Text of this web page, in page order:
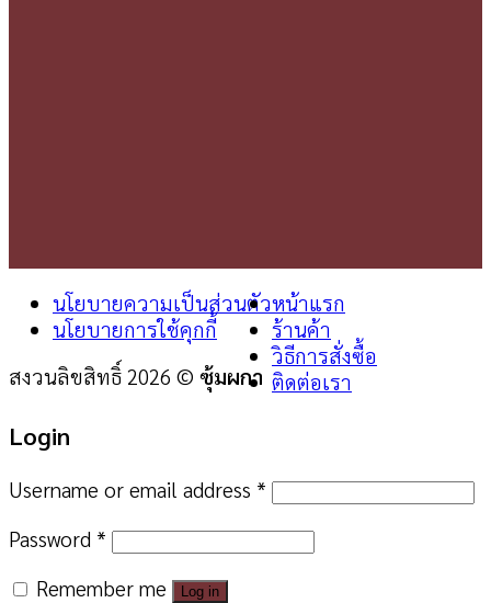
นโยบายความเป็นส่วนตัว
นโยบายการใช้คุกกี้
สงวนลิขสิทธิ์ 2026 © ซุ้มผกา
หน้าแรก
ร้านค้า
วิธีการสั่งซื้อ
ติดต่อเรา
Login
Username or email address *
Password *
Remember me
Log in